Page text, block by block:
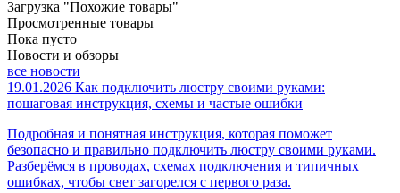
Загрузка "Похожие товары"
Просмотренные товары
Пока пусто
Новости и обзоры
все новости
19.01.2026 Как подключить люстру своими руками:
пошаговая инструкция, схемы и частые ошибки
Подробная и понятная инструкция, которая поможет
безопасно и правильно подключить люстру своими руками.
Разберёмся в проводах, схемах подключения и типичных
ошибках, чтобы свет загорелся с первого раза.